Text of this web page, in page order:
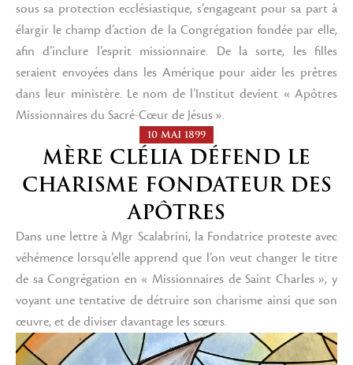
sous sa protection ecclésiastique, s’engageant pour sa part à
élargir le champ d’action de la Congrégation fondée par elle,
afin d’inclure l’esprit missionnaire. De la sorte, les filles
seraient envoyées dans les Amérique pour aider les prêtres
dans leur ministère. Le nom de l’Institut devient « Apôtres
Missionnaires du Sacré-Cœur de Jésus ».
10 MAI 1899
MÈRE CLÉLIA DÉFEND LE
CHARISME FONDATEUR DES
APÔTRES
Dans une lettre à Mgr Scalabrini, la Fondatrice proteste avec
véhémence lorsqu’elle apprend que l’on veut changer le titre
de sa Congrégation en « Missionnaires de Saint Charles », y
voyant une tentative de détruire son charisme ainsi que son
œuvre, et de diviser davantage les sœurs.